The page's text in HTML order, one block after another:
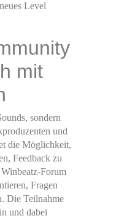
Level
mit
sondern
und
die Möglichkeit,
Feedback zu
Forum
Fragen
Die Teilnahme
und dabei